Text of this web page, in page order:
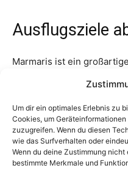
Um dir ein optimales Erlebnis zu
Cookies, um
zuzugreifen. Wenn du diesen
wie das Surfverhalten oder
Wenn du deine Zustimmung
bestimmte Merkmale und
Ausflugsziele
Marmaris ist ein
Tagesausflüge in die
Sehenswürdigkeiten und
einige beliebte
Dalyan:Dieses
bekannt für seine